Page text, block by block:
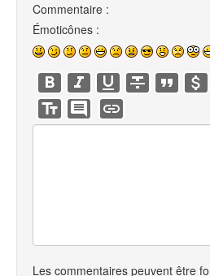
Commentaire :
Émoticônes :
Les commentaires peuvent être